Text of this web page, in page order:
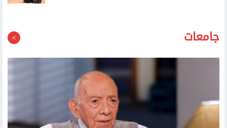
جامعات